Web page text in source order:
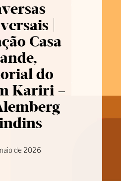
|
Casa
do
Kariri –
de 2026·